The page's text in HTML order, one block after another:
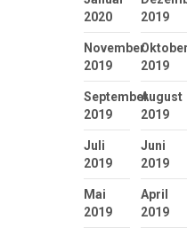
2020
2019
November
2019
Oktober
2019
September
2019
August
2019
Juli
2019
Juni
2019
Mai
2019
April
2019